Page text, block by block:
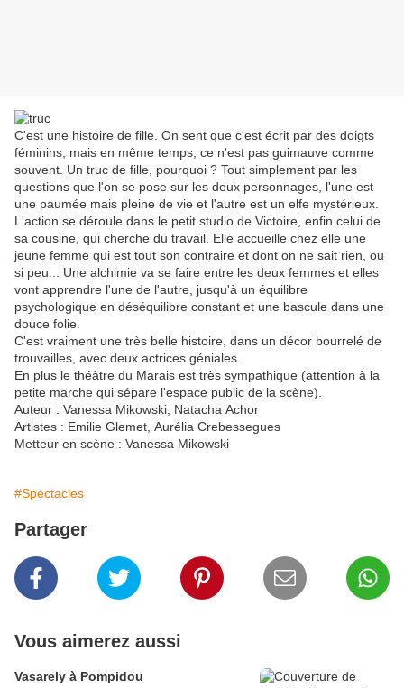
C'est une histoire de fille. On sent que c'est écrit par des doigts
féminins, mais en même temps, ce n'est pas guimauve comme
souvent. Un truc de fille, pourquoi ? Tout simplement par les
questions que l'on se pose sur les deux personnages, l'une est
une paumée mais pleine de vie et l'autre est un elfe mystérieux.
L'action se déroule dans le petit studio de Victoire, enfin celui de
sa cousine, qui cherche du travail. Elle accueille chez elle une
jeune femme qui est tout son contraire et dont on ne sait rien, ou
si peu... Une alchimie va se faire entre les deux femmes et elles
vont apprendre l'une de l'autre, jusqu'à un équilibre
psychologique en déséquilibre constant et une bascule dans une
douce folie.
C'est vraiment une très belle histoire, dans un décor bourrelé de
trouvailles, avec deux actrices géniales.
En plus le théâtre du Marais est très sympathique (attention à la
petite marche qui sépare l'espace public de la scène).
Auteur : Vanessa Mikowski, Natacha Achor
Artistes : Emilie Glemet, Aurélia Crebessegues
Metteur en scène : Vanessa Mikowski
#Spectacles
Partager
Vous aimerez aussi
Vasarely à Pompidou